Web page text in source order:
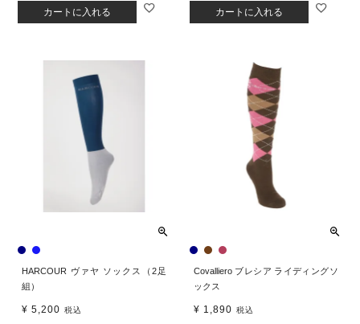
カートに入れる カートに入れる
HARCOUR ヴァヤ ソックス（2足
組）
¥ 5,200 税込
Covalliero ブレシア ライディングソ
ックス
¥ 1,890 税込